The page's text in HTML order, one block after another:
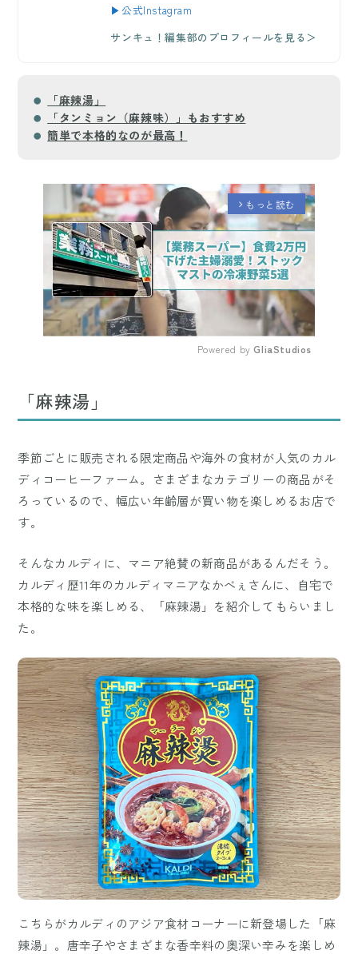
▶公式Instagram
サンキュ！編集部のプロフィールを見る＞
「麻辣湯」
「タンミョン（麻辣味）」もおすすめ
簡単で本格的なのが最高！
arrow_forward_ios もっと読む
Powered by GliaStudios
「麻辣湯」
季節ごとに販売される限定商品や海外の食材が人気のカル
ディコーヒーファーム。さまざまなカテゴリーの商品がそ
ろっているので、幅広い年齢層が買い物を楽しめるお店で
す。
そんなカルディに、マニア絶賛の新商品があるんだそう。
カルディ歴11年のカルディマニアなかべぇさんに、自宅で
本格的な味を楽しめる、「麻辣湯」を紹介してもらいまし
た。
こちらがカルディのアジア食材コーナーに新登場した「麻
辣湯」。唐辛子やさまざまな香辛料の奥深い辛みを楽しめ